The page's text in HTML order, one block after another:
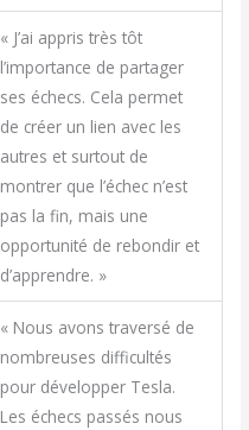
« J’ai appris très tôt
l’importance de partager
ses échecs. Cela permet
de créer un lien avec les
autres et surtout de
montrer que l’échec n’est
pas la fin, mais une
opportunité de rebondir et
d’apprendre. »
« Nous avons traversé de
nombreuses difficultés
pour développer Tesla.
Les échecs passés nous